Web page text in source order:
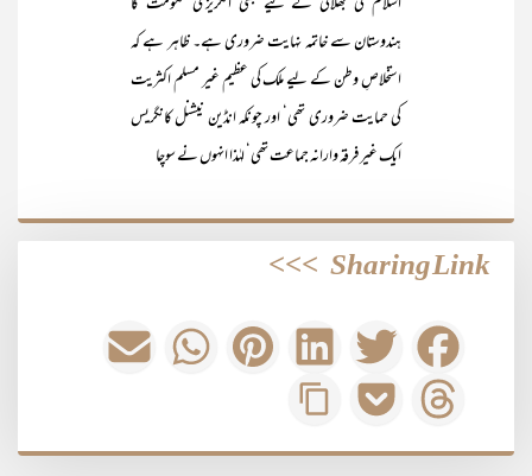
ہندوستان سے خاتمہ نہایت ضروری ہے۔ ظاہر ہے کہ
استخلاصِ وطن کے لیے ملک کی عظیم غیر مسلم اکثریت
کی حمایت ضروری تھی‘ اور چونکہ انڈین نیشنل کانگریس
ایک غیر فرقہ وارانہ جماعت تھی‘ لہٰذا انہوں نے سوچا
Sharing Link
>>>